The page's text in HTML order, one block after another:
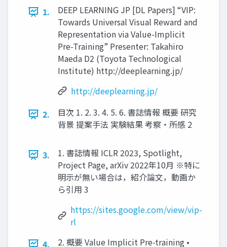
1.
DEEP LEARNING JP [DL Papers] “VIP:
Towards Universal Visual Reward and
Representation via Value-Implicit
Pre-Training” Presenter: Takahiro
Maeda D2 (Toyota Technological
Institute) http://deeplearning.jp/
http://deeplearning.jp/
2.
目次 1. 2. 3. 4. 5. 6. 書誌情報 概要 研究
背景 提案手法 実験結果 考察・所感 2
3.
1. 書誌情報 ICLR 2023, Spotlight,
Project Page, arXiv 2022年10月 ※特に
明示が無い場合は，紹介論文，動画か
ら引用 3
https://sites.google.com/view/vip-
rl
4.
2. 概要 Value Implicit Pre-training •